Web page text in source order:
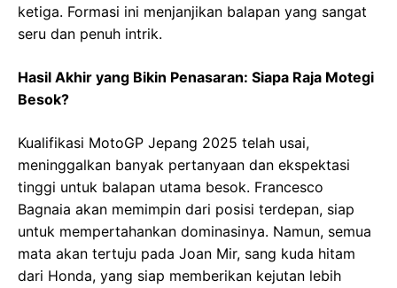
ketiga. Formasi ini menjanjikan balapan yang sangat
seru dan penuh intrik.
Hasil Akhir yang Bikin Penasaran: Siapa Raja Motegi
Besok?
Kualifikasi MotoGP Jepang 2025 telah usai,
meninggalkan banyak pertanyaan dan ekspektasi
tinggi untuk balapan utama besok. Francesco
Bagnaia akan memimpin dari posisi terdepan, siap
untuk mempertahankan dominasinya. Namun, semua
mata akan tertuju pada Joan Mir, sang kuda hitam
dari Honda, yang siap memberikan kejutan lebih